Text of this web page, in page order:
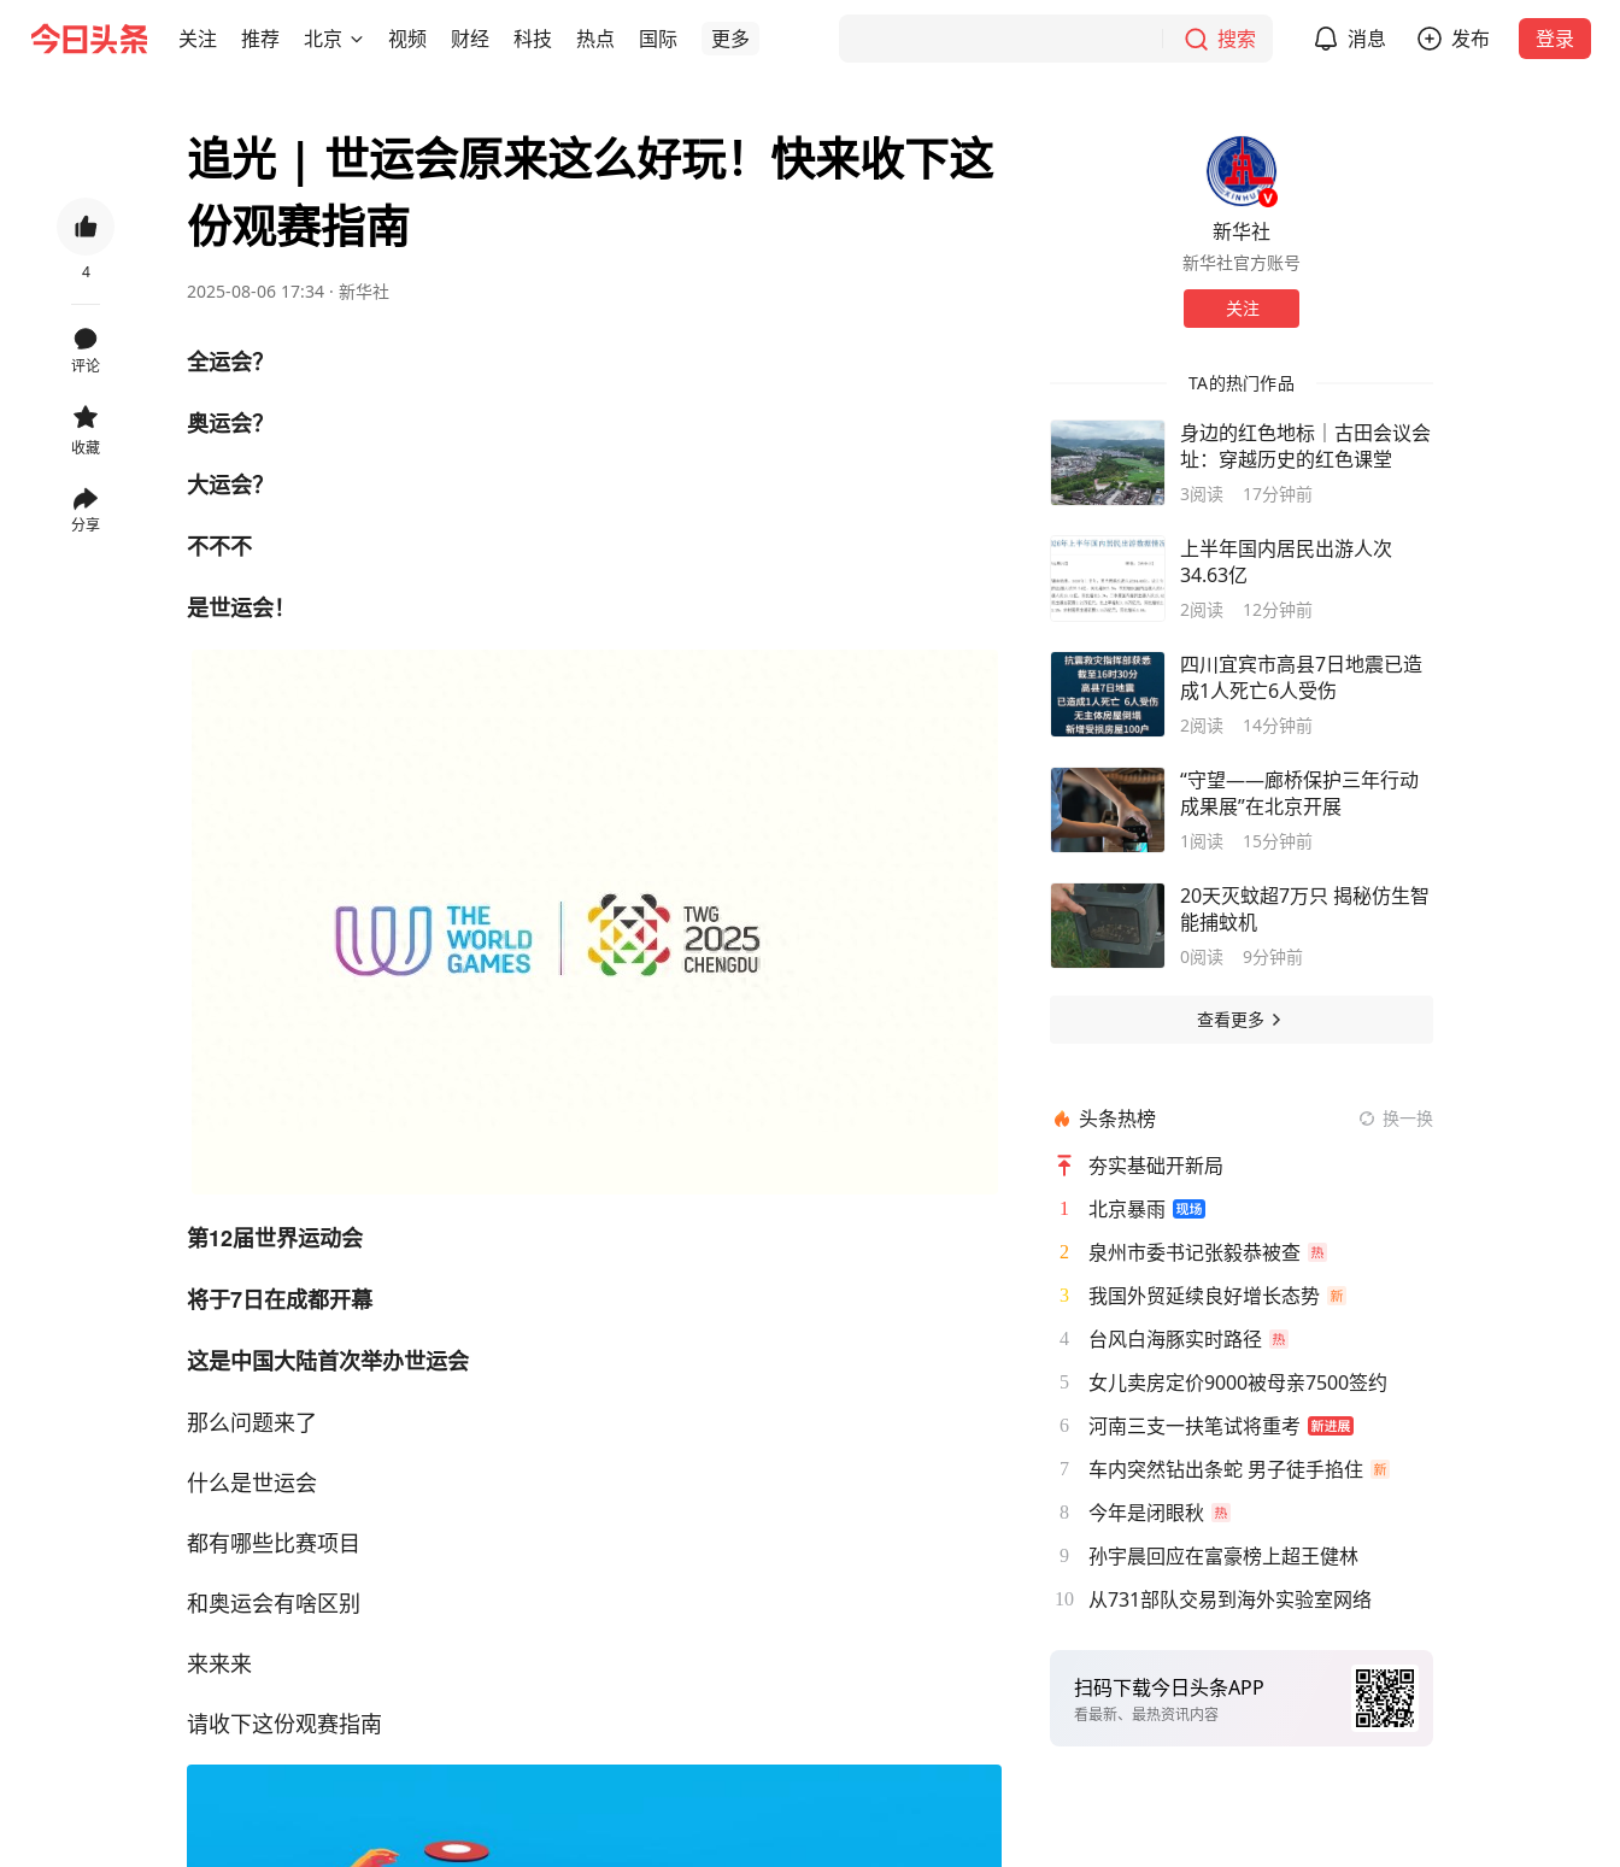
关注 推荐 北京 视频 财经 科技 热点 国际 更多 搜索 消息 发布 登录
4
评论
收藏
分享
追光 | 世运会原来这么好玩！快来收下这
份观赛指南
2025-08-06 17:34 · 新华社
全运会？
奥运会？
大运会？
不不不
是世运会！
第12届世界运动会
将于7日在成都开幕
这是中国大陆首次举办世运会
那么问题来了
什么是世运会
都有哪些比赛项目
和奥运会有啥区别
来来来
请收下这份观赛指南
新华社
新华社官方账号
关注
TA的热门作品
身边的红色地标｜古田会议会
址：穿越历史的红色课堂
3阅读 17分钟前
上半年国内居民出游人次
34.63亿
2阅读 12分钟前
四川宜宾市高县7日地震已造
成1人死亡6人受伤
2阅读 14分钟前
“守望——廊桥保护三年行动
成果展”在北京开展
1 阅读 15分钟前
20天灭蚊超7万只 揭秘仿生智
能捕蚊机
0阅读 9分钟前
查看更多
头条热榜 换一换
夯实基础开新局
1 北京暴雨
2 泉州市委书记张毅恭被查
3 我国外贸延续良好增长态势
4 台风白海豚实时路径
5 女儿卖房定价9000被母亲7500签约
6 河南三支一扶笔试将重考
7 车内突然钻出条蛇 男子徒手掐住
8 今年是闭眼秋
9 孙宇晨回应在富豪榜上超王健林
10 从731部队交易到海外实验室网络
扫码下载今日头条APP
看最新、最热资讯内容